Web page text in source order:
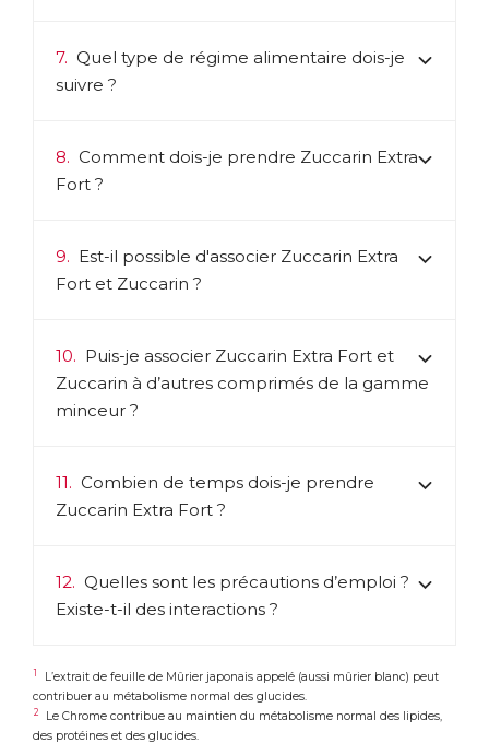
7. Quel type de régime alimentaire dois-je
suivre ?
8. Comment dois-je prendre Zuccarin Extra
Fort ?
9. Est-il possible d'associer Zuccarin Extra
Fort et Zuccarin ?
10. Puis-je associer Zuccarin Extra Fort et
Zuccarin à d’autres comprimés de la gamme
minceur ?
11. Combien de temps dois-je prendre
Zuccarin Extra Fort ?
12. Quelles sont les précautions d’emploi ?
Existe-t-il des interactions ?
1
L’extrait de feuille de Mûrier japonais appelé (aussi mûrier blanc) peut
contribuer au métabolisme normal des glucides.
2
Le Chrome contribue au maintien du métabolisme normal des lipides,
des protéines et des glucides.